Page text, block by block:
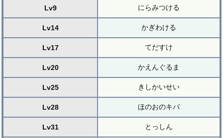
Lv9 にらみつける
Lv14 かぎわける
Lv17 てだすけ
Lv20 かえんぐるま
Lv25 きしかいせい
Lv28 ほのおのキバ
Lv31 とっしん